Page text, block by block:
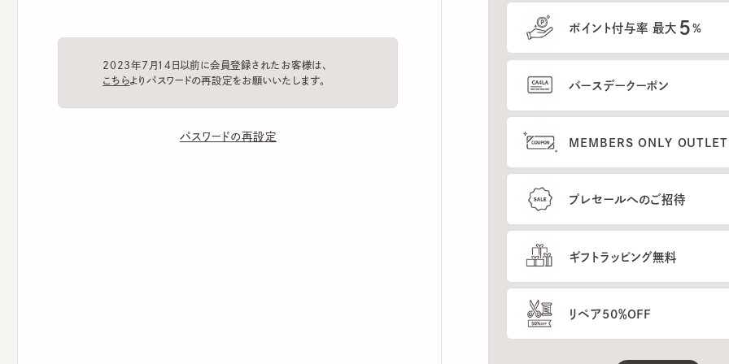
2023年7月14日以前に会員登録されたお客様は、
パスワードの再設定
ポイント付与率 最大 %
バースデークーポン
MEMBERS ONLY OUTLETのご
プレセールへのご招待
ギフトラッピング無料
リペア50％OFF